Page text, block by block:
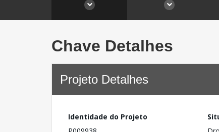
Chave Detalhes
Projeto Detalhes
Identidade do Projeto